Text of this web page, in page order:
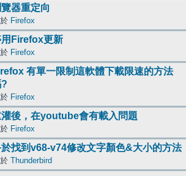
器重定向
Firefox
Firefox更新
Firefox
有單一限制這軟體下載限速的方法
?
Firefox
後，在youtube會有載入問題
Firefox
找到v68-v74修改文字顏色&大小的方法
Thunderbird